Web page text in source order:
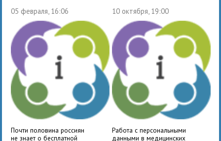
05 февраля, 16:06
Почти половина россиян
не знает о бесплатной
10 октября, 19:00
Работа с персональными
данными в медицинских